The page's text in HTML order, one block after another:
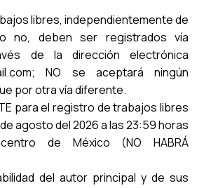
libres, independientemente de
no, deben ser registrados vía
de la dirección electrónica
NO se aceptará ningún
por otra vía diferente.
para el registro de trabajos libres
agosto del 2026 a las 23:59 horas
de México (NO HABRÁ
del autor principal y de sus